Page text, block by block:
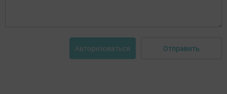
Авторизоваться Отправить